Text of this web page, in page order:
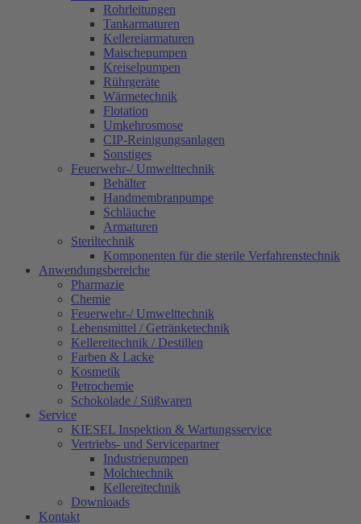
Rohrleitungen
Tankarmaturen
Kellereiarmaturen
Maischepumpen
Kreiselpumpen
Rührgeräte
Wärmetechnik
Flotation
Umkehrosmose
CIP-Reinigungsanlagen
Sonstiges
Feuerwehr-/ Umwelttechnik
Behälter
Handmembranpumpe
Schläuche
Armaturen
Steriltechnik
Komponenten für die sterile Verfahrenstechnik
Anwendungsbereiche
Pharmazie
Chemie
Feuerwehr-/ Umwelttechnik
Lebensmittel / Getränketechnik
Kellereitechnik / Destillen
Farben & Lacke
Kosmetik
Petrochemie
Schokolade / Süßwaren
Service
KIESEL Inspektion & Wartungsservice
Vertriebs- und Servicepartner
Industriepumpen
Molchtechnik
Kellereitechnik
Downloads
Kontakt